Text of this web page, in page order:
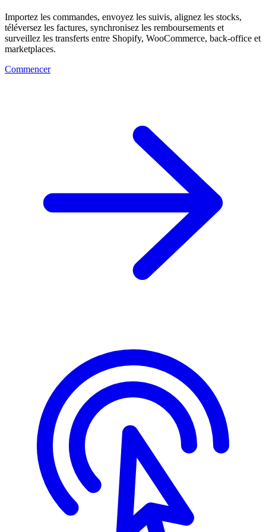
Importez les commandes, envoyez les suivis, alignez les stocks,
téléversez les factures, synchronisez les remboursements et
surveillez les transferts entre Shopify, WooCommerce, back-office et
marketplaces.
Commencer